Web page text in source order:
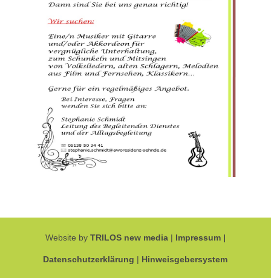
Website by TRILOS new media| Impressum |
Datenschutzerklärung | Hinweisgebersystem